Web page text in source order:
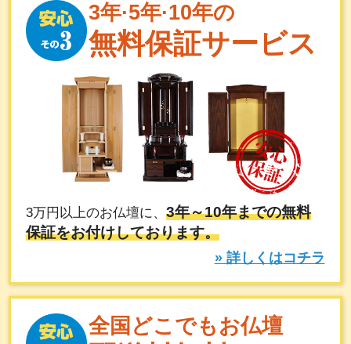
3年·5年·10年の
無料保証サービス
3万円以上のお仏壇に、3年～10年までの無料
保証をお付けしております。
» 詳しくはコチラ
全国どこでもお仏壇